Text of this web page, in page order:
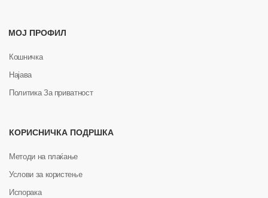
МОЈ ПРОФИЛ
Кошничка
Најава
Политика За приватност
КОРИСНИЧКА ПОДРШКА
Методи на плаќање
Услови за користење
Испорака